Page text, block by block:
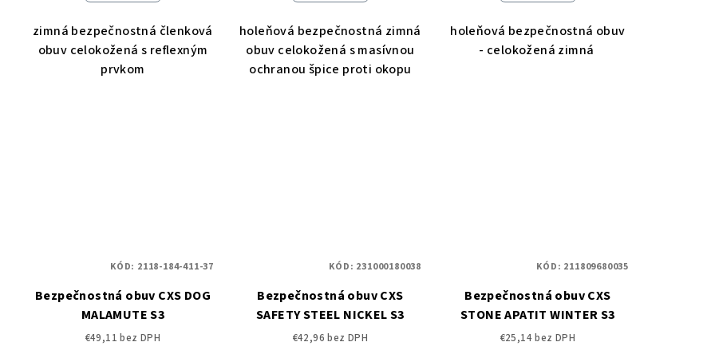
zimná bezpečnostná členková
obuv celokožená s reflexným
prvkom
holeňová bezpečnostná zimná
obuv celokožená s masívnou
ochranou špice proti okopu
holeňová bezpečnostná obuv
- celokožená zimná
Bezpečnostná obuv CXS DOG
MALAMUTE S3
€49,11 bez DPH
KÓD: 2118-184-411-37
Bezpečnostná obuv CXS
SAFETY STEEL NICKEL S3
€42,96 bez DPH
KÓD: 231000180038
Bezpečnostná obuv CXS
STONE APATIT WINTER S3
€25,14 bez DPH
KÓD: 211809680035